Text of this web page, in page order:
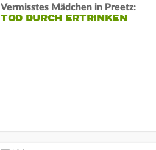
Vermisstes Mädchen in Preetz:
TOD DURCH ERTRINKEN